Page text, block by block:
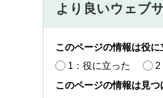
より良いウェブ
このページの情報は役に
1：役に立った
2
このページの情報は見